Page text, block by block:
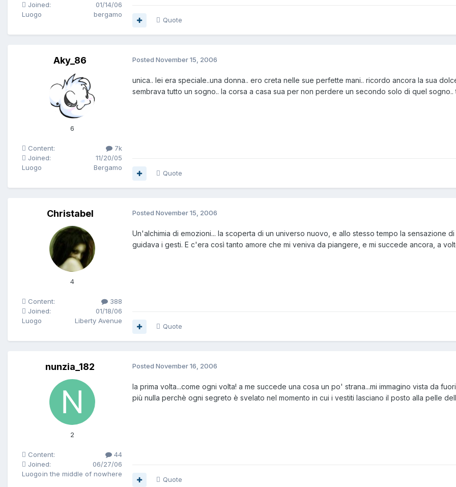
Joined:
01/14/06
Luogo
bergamo
Quote
Aky_86
6
Content:
7k
Joined:
11/20/05
Luogo
Bergamo
Posted November 15, 2006
unica.. lei era speciale..una donna.. ero creta nelle sue perfette mani.. ricordo ancora la sua
sembrava tutto un sogno.. la corsa a casa sua per non perdere un secondo solo di quel
Quote
Christabel
4
Content:
388
Joined:
01/18/06
Luogo
Liberty Avenue
Posted November 15, 2006
Un'alchimia di emozioni... la scoperta di un universo nuovo, e allo stesso tempo la sensazione
guidava i gesti. E c'era così tanto amore che mi veniva da piangere, e mi succede ancora, a
Quote
nunzia_182
2
Content:
44
Joined:
06/27/06
Luogoin the middle of nowhere
Posted November 16, 2006
la prima volta...come ogni volta! a me succede una cosa un po' strana...mi immagino vista da
più nulla perchè ogni segreto è svelato nel momento in cui i vestiti lasciano il posto alla pelle
Quote